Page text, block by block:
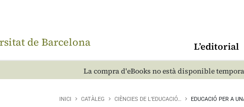
L’editorial
La compra d'eBooks no està disponible
INICI CATÀLEG CIÈNCIES DE L’EDUCACIÓ… EDUCACIÓ PER A